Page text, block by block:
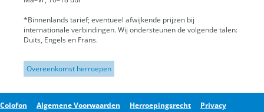
*Binnenlands tarief; eventueel afwijkende prijzen bij
internationale verbindingen.Wij ondersteunen de volgende talen:
Duits, Engels en Frans.
Overeenkomst herroepen
Colofon Algemene Voorwaarden Herroepingsrecht
Privacy